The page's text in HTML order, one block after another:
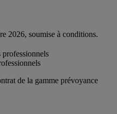
2026, soumise à conditions.
de la gamme prévoyance